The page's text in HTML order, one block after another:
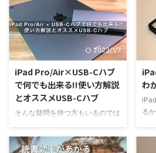
方は是非最後までご覧ください ...
てもすぐに容量いっぱいになって
しまって、どうしようもなくなっ
ている方も多いと思います。 こ
の記事ではそんな容量不足でお悩
みの方に、外付けSSDを活用する
iPhone/iPadに外付けSSD？？？
と思われる方も多いと思いますの
で、具体的な手順を交えて解説し
ていきます。 容量不足をなんと
ご覧ください。 【結論】
iPhone/iPadのデータは外部スト
ん
ト
本
し
ォ
識
困
に
に
た
2023/1/7
iPad Pro/Air×USB-Cハブ
で何でも出来る!!使い方解説
とオススメUSB-Cハブ
そんな疑問を持つ方もいるのでは
ブを購入するまではiPad Pro単体
でずっと使用していたのですが、
わ
る
く
こ